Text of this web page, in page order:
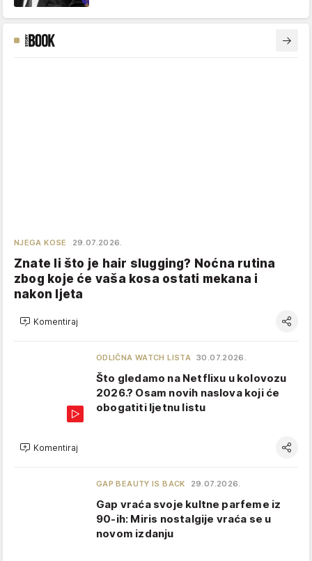
NJEGA KOSE 29.07.2026.
Znate li što je hair slugging? Noćna rutina
zbog koje će vaša kosa ostati mekana i
nakon ljeta
Komentiraj
ODLIČNA WATCH LISTA 30.07.2026.
Što gledamo na Netflixu u kolovozu
2026.? Osam novih naslova koji će
obogatiti ljetnu listu
Komentiraj
GAP BEAUTY IS BACK 29.07.2026.
Gap vraća svoje kultne parfeme iz
90-ih: Miris nostalgije vraća se u
novom izdanju